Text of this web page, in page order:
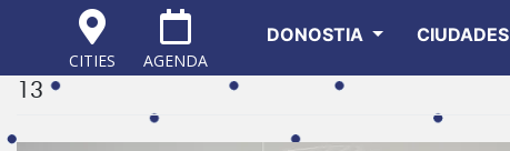
CITIES AGENDA
DONOSTIA CIUDADES
13